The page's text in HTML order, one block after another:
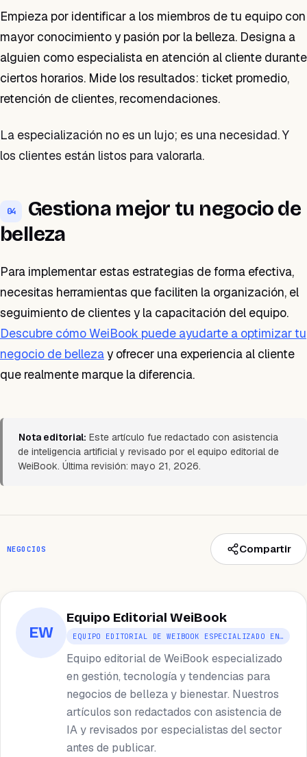
Empieza por identificar a los miembros de tu equipo con
mayor conocimiento y pasión por la belleza. Designa a
alguien como especialista en atención al cliente durante
ciertos horarios. Mide los resultados: ticket promedio,
retención de clientes, recomendaciones.
La especialización no es un lujo; es una necesidad. Y
los clientes están listos para valorarla.
04
Gestiona mejor tu negocio de
belleza
Para implementar estas estrategias de forma efectiva,
necesitas herramientas que faciliten la organización, el
seguimiento de clientes y la capacitación del equipo.
Descubre cómo WeiBook puede ayudarte a optimizar tu
negocio de bellezay ofrecer una experiencia al cliente
que realmente marque la diferencia.
Nota editorial: Este artículo fue redactado con asistencia
de inteligencia artificial y revisado por el equipo editorial de
WeiBook. Última revisión: mayo 21, 2026.
NEGOCIOS Compartir
EW
Equipo Editorial WeiBook
EQUIPO EDITORIAL DE WEIBOOK ESPECIALIZADO EN…
Equipo editorial de WeiBook especializado
en gestión, tecnología y tendencias para
negocios de belleza y bienestar. Nuestros
artículos son redactados con asistencia de
IA y revisados por especialistas del sector
antes de publicar.